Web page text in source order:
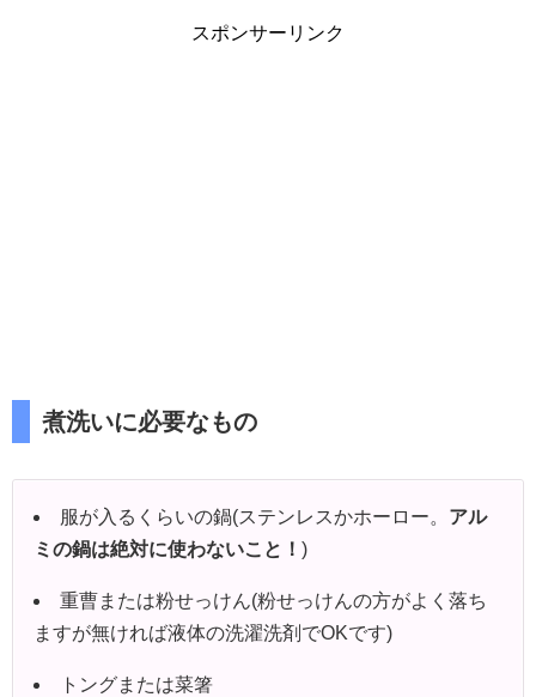
スポンサーリンク
煮洗いに必要なもの
服が入るくらいの鍋(ステンレスかホーロー。 アル
ミの鍋は絶対に使わないこと！ )
重曹または粉せっけん(粉せっけんの方がよく落ち
ますが無ければ液体の洗濯洗剤でOKです)
トングまたは菜箸